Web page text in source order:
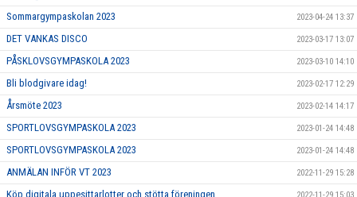
Sommargympaskolan 2023 2023-04-24 13:37
DET VANKAS DISCO 2023-03-17 13:07
PÅSKLOVSGYMPASKOLA 2023 2023-03-10 14:10
Bli blodgivare idag! 2023-02-17 12:29
Årsmöte 2023 2023-02-14 14:17
SPORTLOVSGYMPASKOLA 2023 2023-01-24 14:48
SPORTLOVSGYMPASKOLA 2023 2023-01-24 14:48
ANMÄLAN INFÖR VT 2023 2022-11-29 15:28
Köp digitala uppesittarlotter och stötta föreningen